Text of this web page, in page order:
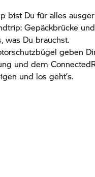
bist Du für alles
Gepäckbrücke und
was Du brauchst.
geben
und dem
und los geht’s.